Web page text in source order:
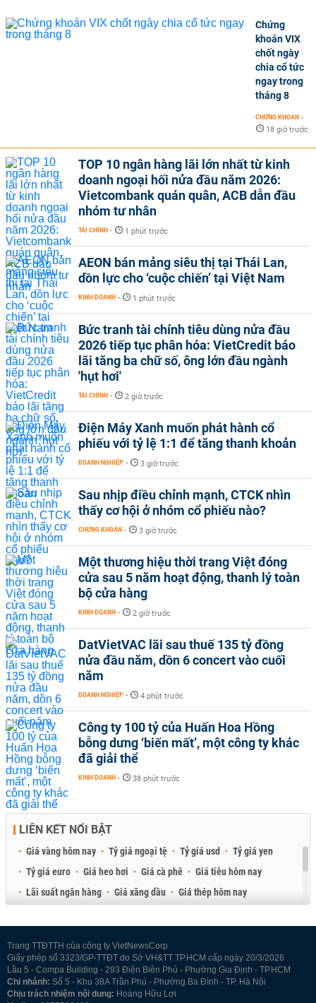
Chứng
khoán VIX
chốt ngày
chia cổ tức
ngay trong
tháng 8
CHỨNG KHOÁN -
18 giờ trước
TOP 10 ngân hàng lãi lớn nhất từ kinh
doanh ngoại hối nửa đầu năm 2026:
Vietcombank quán quân, ACB dẫn đầu
nhóm tư nhân
TÀI CHÍNH - 1 phút trước
AEON bán mảng siêu thị tại Thái Lan,
dồn lực cho ‘cuộc chiến’ tại Việt Nam
KINH DOANH - 1 phút trước
Bức tranh tài chính tiêu dùng nửa đầu
2026 tiếp tục phân hóa: VietCredit báo
lãi tăng ba chữ số, ông lớn đầu ngành
'hụt hơi'
TÀI CHÍNH - 2 giờ trước
Điện Máy Xanh muốn phát hành cổ
phiếu với tỷ lệ 1:1 để tăng thanh khoản
DOANH NGHIỆP - 3 giờ trước
Sau nhịp điều chỉnh mạnh, CTCK nhìn
thấy cơ hội ở nhóm cổ phiếu nào?
CHỨNG KHOÁN - 3 giờ trước
Một thương hiệu thời trang Việt đóng
cửa sau 5 năm hoạt động, thanh lý toàn
bộ cửa hàng
KINH DOANH - 2 giờ trước
DatVietVAC lãi sau thuế 135 tỷ đồng
nửa đầu năm, dồn 6 concert vào cuối
năm
DOANH NGHIỆP - 4 phút trước
Công ty 100 tỷ của Huấn Hoa Hồng
bỗng dưng ‘biến mất’, một công ty khác
đã giải thể
KINH DOANH - 38 phút trước
LIÊN KẾT NỔI BẬT
Giá vàng hôm nay Tỷ giá ngoại tệ Tỷ giá usd
Tỷ giá yen
Tỷ giá euro
Giá heo hơi Giá cà phê
Giá tiêu hôm nay
Lãi suất ngân hàng
Giá xăng dầu
Giá thép hôm nay
Trang TTĐTTH của công ty VietNewsCorp
Giấy phép số 3323/GP-TTĐT do Sở VH&TT TP.HCM cấp ngày 20/3/2026
Lầu 5 - Compa Building - 293 Điện Biên Phủ - Phường Gia Định - TP.HCM
Chi nhánh: Số 5 - Khu 38A Trần Phú - Phường Ba Đình - TP. Hà Nội
Chịu trách nhiệm nội dung: Hoàng Hữu Lợi